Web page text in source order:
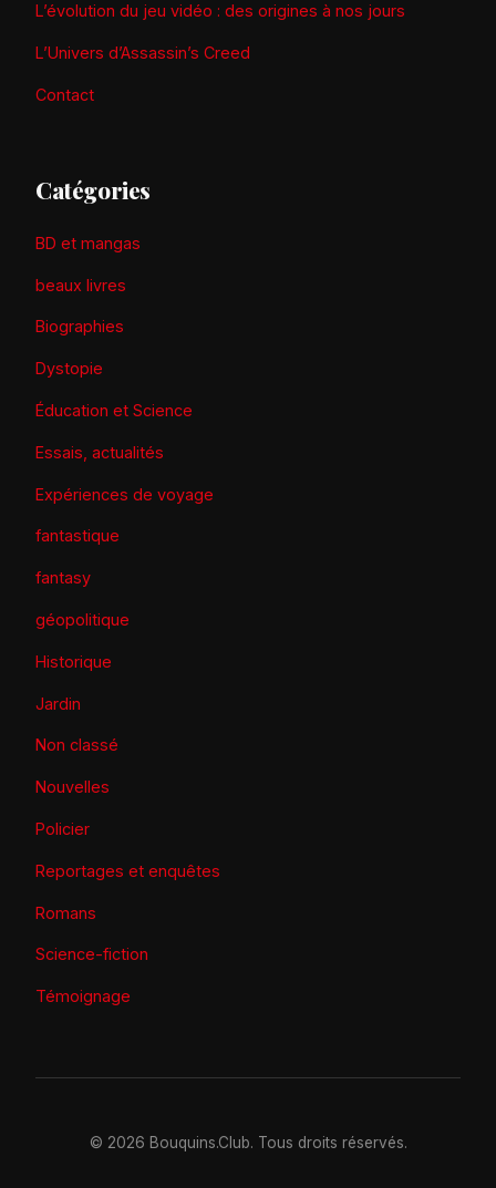
L’évolution du jeu vidéo : des origines à nos jours
L’Univers d’Assassin’s Creed
Contact
Catégories
BD et mangas
beaux livres
Biographies
Dystopie
Éducation et Science
Essais, actualités
Expériences de voyage
fantastique
fantasy
géopolitique
Historique
Jardin
Non classé
Nouvelles
Policier
Reportages et enquêtes
Romans
Science-fiction
Témoignage
© 2026 Bouquins.Club. Tous droits réservés.